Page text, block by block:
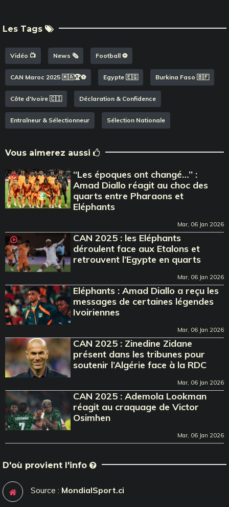
Les Tags
Vidéo 📺 News 🗞️ Football ⚽️
CAN Maroc 2025 🇲🇦🏆⚽️ Egypte 🇪🇬 Burkina Faso 🇧🇫
Côte d'Ivoire 🇨🇮 Déclaration & Confidence
Entraîneur & Sélectionneur Sélection Nationale
Vous aimerez aussi
‘‘Les époques ont changé…’’ :
Amad Diallo réagit au choc des
quarts entre Pharaons et
Eléphants
Mar, 06 Jan 2026
CAN 2025 : les Eléphants
déroulent face aux Etalons et
retrouvent l’Egypte en quarts
Mar, 06 Jan 2026
Eléphants : Amad Diallo a reçu les
messages de certaines légendes
Ivoiriennes
Mar, 06 Jan 2026
CAN 2025 : Zinedine Zidane
présent dans les tribunes pour
soutenir l’Algérie face à la RDC
Mar, 06 Jan 2026
CAN 2025 : Ademola Lookman
réagit au craquage de Victor
Osimhen
Mar, 06 Jan 2026
D'où provient l'info
Source : MondialSport.ci